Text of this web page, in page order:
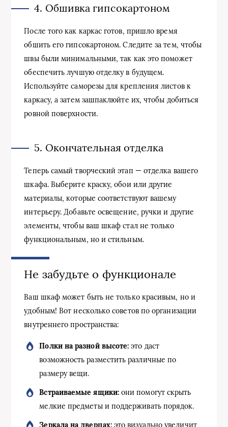
4. Обшивка гипсокартоном
После того как каркас готов, пришло время
обшить его гипсокартоном. Следите за тем, чтобы
швы были минимальными, так как это поможет
обеспечить лучшую отделку в будущем.
Используйте саморезы для крепления листов к
каркасу, а затем зашпаклюйте их, чтобы добиться
ровной поверхности.
5. Окончательная отделка
Теперь самый творческий этап — отделка вашего
шкафа. Выберите краску, обои или другие
материалы, которые соответствуют вашему
интерьеру. Добавьте освещение, ручки и другие
элементы, чтобы ваш шкаф стал не только
функциональным, но и стильным.
Не забудьте о функционале
Ваш шкаф может быть не только красивым, но и
удобным! Вот несколько советов по организации
внутреннего пространства:
Полки на разной высоте: это даст
возможность разместить различные по
размеру вещи.
Встраиваемые ящики:они помогут скрыть
мелкие предметы и поддерживать порядок.
Зеркала на дверцах:это визуально увеличит